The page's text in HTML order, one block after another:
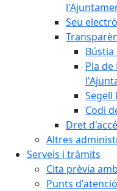
Seu
Pla
Codi
Dret
Altres
Serveis i tràmits
Cita prèvia
Punts